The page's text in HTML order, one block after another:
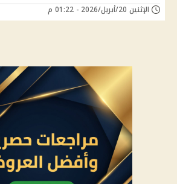
الإثنين 20/أبريل/2026 - 01:22 م